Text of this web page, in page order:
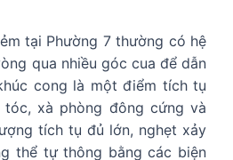
tại Phường 7 thường có hệ
qua nhiều góc cua để dẫn
cong là một điểm tích tụ
tóc, xà phòng đông cứng và
tích tụ đủ lớn, nghẹt xảy
thể tự thông bằng các biện